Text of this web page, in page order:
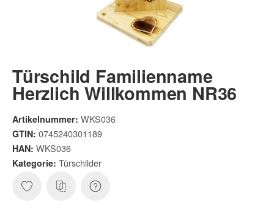
Türschild Familienname
Herzlich Willkommen NR36
Artikelnummer: WKS036
GTIN: 0745240301189
HAN: WKS036
Kategorie: Türschilder